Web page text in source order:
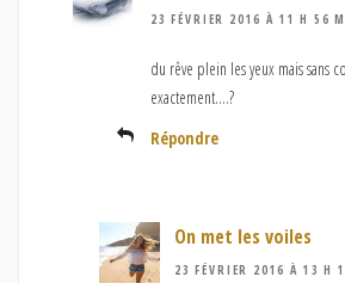
23 FÉVRIER 2016 À 11 H 56
du rêve plein les yeux mais sans
exactement….?
Répondre
On met les voiles
23 FÉVRIER 2016 À 13 H